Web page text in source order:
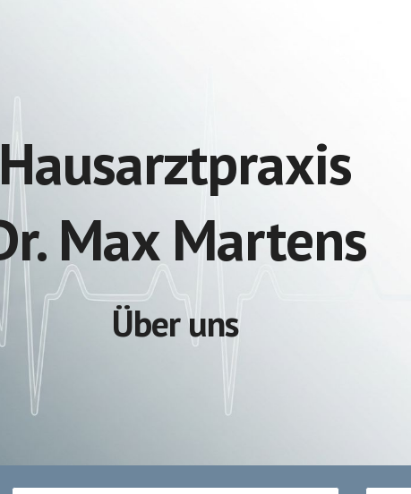
Hausarztpraxis
Max Martens
Über uns